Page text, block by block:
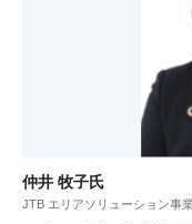
仲井 牧子氏
JTB エリアソリューション事